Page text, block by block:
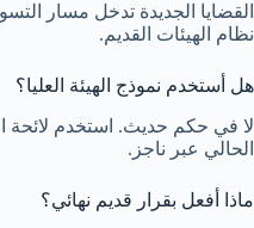
القضايا الجديدة تدخل مسار
نظام الهيئات القديم.
هل أستخدم نموذج الهيئة العليا؟
لا في حكم حديث. استخدم لائحة
الحالي عبر ناجز.
ماذا أفعل بقرار قديم نهائي؟